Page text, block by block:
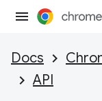
Docs
API